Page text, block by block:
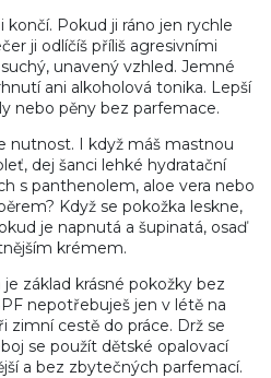
končí. Pokud ji ráno jen rychle
ji odlíčíš příliš agresivními
unavený vzhled. Jemné
ani alkoholová tonika. Lepší
nebo pěny bez parfemace.
nutnost. I když máš mastnou
dej šanci lehké hydratační
s panthenolem, aloe vera nebo
Když se pokožka leskne,
je napnutá a šupinatá, osaď
krémem.
základ krásné pokožky bez
nepotřebuješ jen v létě na
zimní cestě do práce. Drž se
se použít dětské opalovací
a bez zbytečných parfemací.